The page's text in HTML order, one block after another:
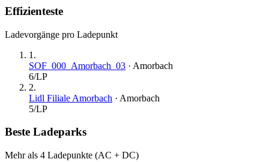
Effizienteste
Ladevorgänge pro Ladepunkt
1 .
SOF_000_Amorbach_03 · Amorbach
6/LP
2.
Lidl Filiale Amorbach · Amorbach
5/LP
Beste Ladeparks
Mehr als 4 Ladepunkte (AC + DC)